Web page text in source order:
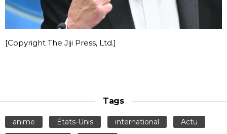
[Copyright The Jiji Press, Ltd.]
Tags
anime États-Unis international
Actu